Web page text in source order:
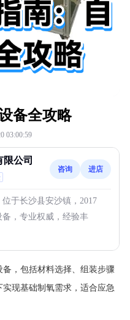
备全攻略
03:00:59
公司
咨询 进店
于长沙县安沙镇，2017
，专业权威，经验丰
，包括材料选择、组装步骤
现基础制氧需求，适合应急